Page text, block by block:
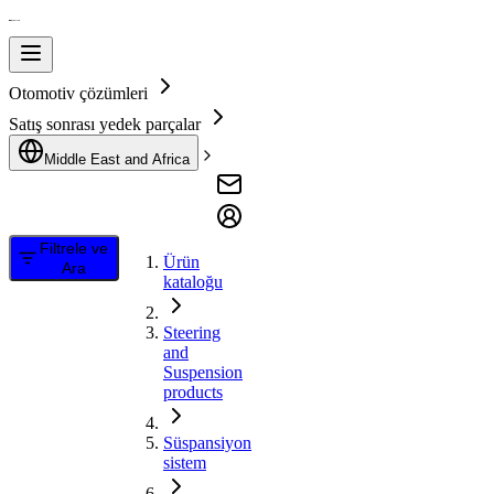
Otomotiv çözümleri
Satış sonrası yedek parçalar
Middle East and Africa
Filtrele ve
Ara
Ürün
kataloğu
Steering
and
Suspension
products
Süspansiyon
sistem